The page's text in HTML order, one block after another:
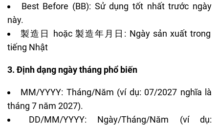
Best Before (BB): Sử dụng tốt nhất trước ngày
này.
製造日 hoặc 製造年月日: Ngày sản xuất trong
tiếng Nhật
3. Định dạng ngày tháng phổ biến
MM/YYYY: Tháng/Năm (ví dụ: 07/2027 nghĩa là
tháng 7 năm 2027).
DD/MM/YYYY: Ngày/Tháng/Năm (ví dụ: